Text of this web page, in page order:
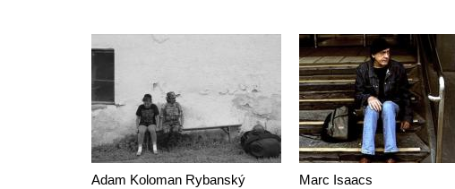
Adam Koloman Rybanský Marc Isaacs